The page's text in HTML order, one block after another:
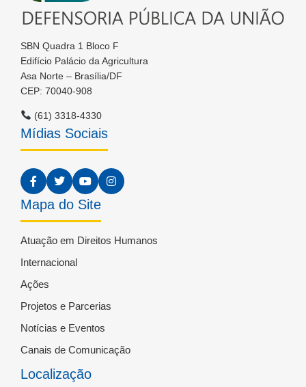
SBN Quadra 1 Bloco F
Edifício Palácio da Agricultura
Asa Norte – Brasília/DF
CEP: 70040-908
(61) 3318-4330
Mídias Sociais
Mapa do Site
Atuação em Direitos Humanos
Internacional
Ações
Projetos e Parcerias
Notícias e Eventos
Canais de Comunicação
Localização